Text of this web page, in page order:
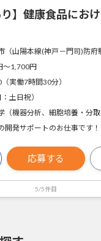
り】健康食品にお
（山陽本線(神戸－門司)防府
〜1,700円
実働7時間30分）
土日祝）
（機器分析、細胞培養・分取
開発サポートのお仕事です！
応募する
5/5件目